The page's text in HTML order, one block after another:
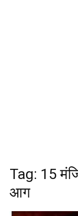
Tag: 15
आग